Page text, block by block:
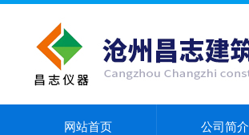
网站首页 公司简介